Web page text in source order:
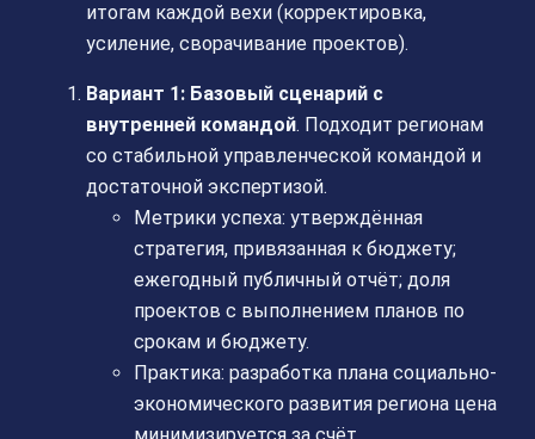
итогам каждой вехи (корректировка,
усиление, сворачивание проектов).
Вариант 1: Базовый сценарий с
внутренней командой. Подходит регионам
со стабильной управленческой командой и
достаточной экспертизой.
Метрики успеха: утверждённая
стратегия, привязанная к бюджету;
ежегодный публичный отчёт; доля
проектов с выполнением планов по
срокам и бюджету.
Практика: разработка плана социально-
экономического развития региона цена